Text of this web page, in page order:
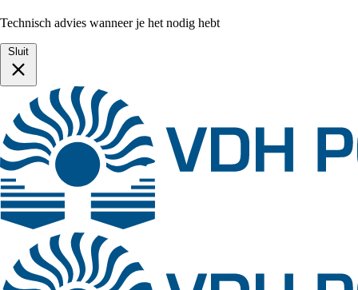
Technisch advies wanneer je het nodig hebt
Sluit